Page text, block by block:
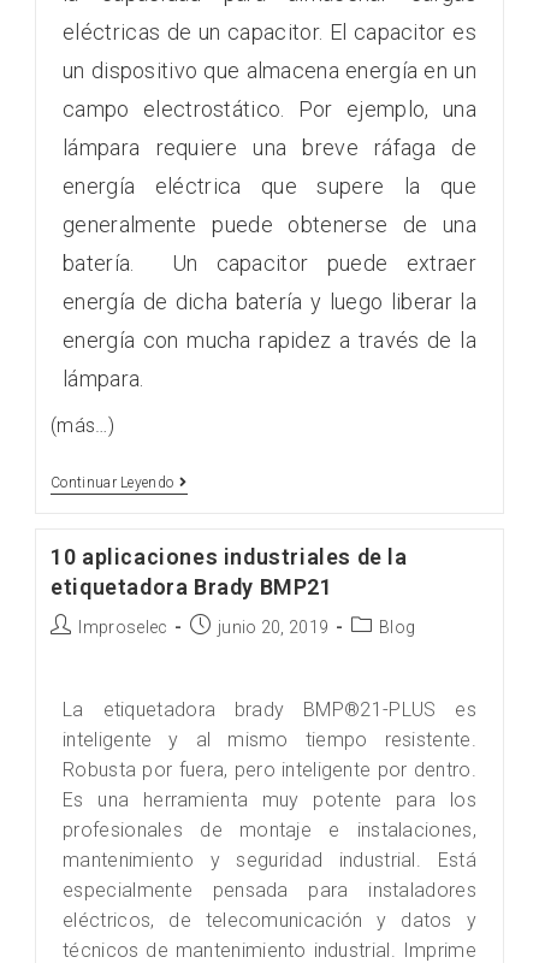
eléctricas de un capacitor. El capacitor es
un dispositivo que almacena energía en un
campo electrostático. Por ejemplo, una
lámpara requiere una breve ráfaga de
energía eléctrica que supere la que
generalmente puede obtenerse de una
batería. Un capacitor puede extraer
energía de dicha batería y luego liberar la
energía con mucha rapidez a través de la
lámpara.
(más…)
Continuar Leyendo
10 aplicaciones industriales de la
etiquetadora Brady BMP21
Improselec junio 20, 2019 Blog
La etiquetadora brady BMP®21-PLUS es
inteligente y al mismo tiempo resistente.
Robusta por fuera, pero inteligente por dentro.
Es una herramienta muy potente para los
profesionales de montaje e instalaciones,
mantenimiento y seguridad industrial. Está
especialmente pensada para instaladores
eléctricos, de telecomunicación y datos y
técnicos de mantenimiento industrial. Imprime